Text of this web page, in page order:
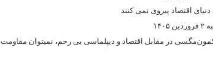
اقتصاد پیروى نمی کنند
در مقابل اقتصاد و دیپلماسی بی رحم، نمیتوان مقاومت